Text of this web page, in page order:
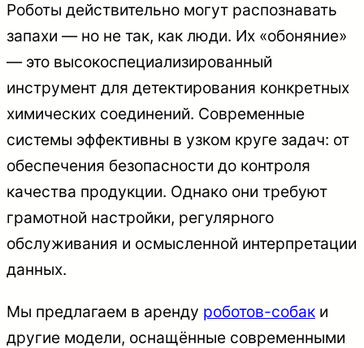
Роботы действительно могут распознавать
запахи — но не так, как люди. Их «обоняние»
— это высокоспециализированный
инструмент для детектирования конкретных
химических соединений. Современные
системы эффективны в узком круге задач: от
обеспечения безопасности до контроля
качества продукции. Однако они требуют
грамотной настройки, регулярного
обслуживания и осмысленной интерпретации
данных.
Мы предлагаем в аренду роботов-собак и
другие модели, оснащённые современными